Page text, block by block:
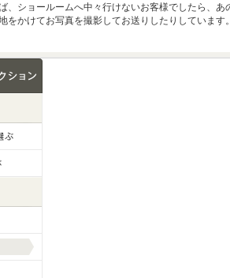
、ショールームへ中々行けないお客様でしたら、
をかけてお写真を撮影してお送りしたりしていま